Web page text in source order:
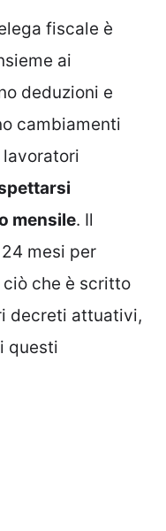
fiscale è
ai
deduzioni e
cambiamenti
mensile. Il
mesi per
che è scritto
decreti attuativi,
questi